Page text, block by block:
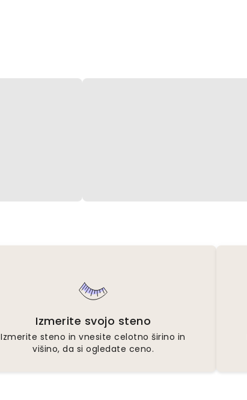
Izmerite svojo steno
Izmerite steno in vnesite celotno širino in
višino, da si ogledate ceno.